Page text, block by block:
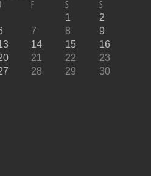
F S S
1
2
7 8
9
14 15
16
21 22
23
28 29
30